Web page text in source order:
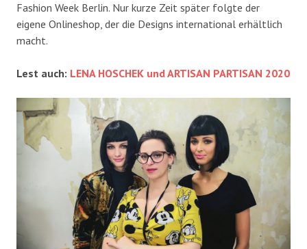
Fashion Week Berlin. Nur kurze Zeit später folgte der
eigene Onlineshop, der die Designs international erhältlich
macht.
Lest auch: LENA HOSCHEK und ARTISAN PARTISAN 2020